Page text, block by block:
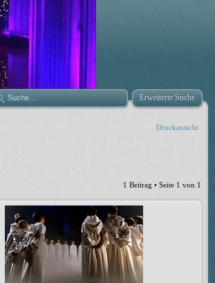
Erweiterte Suche
Druckansicht
1 Beitrag • Seite 1 von 1